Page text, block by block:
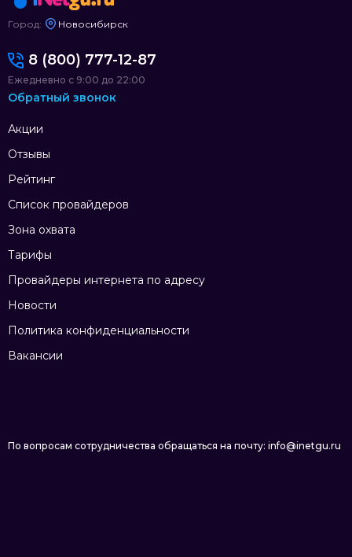
Город: Новосибирск
Акции
Отзывы
Рейтинг
Список провайдеров
Зона охвата
Тарифы
Провайдеры интернета по адресу
Новости
Политика конфиденциальности
Вакансии
8 (800) 777-12-87
Ежедневно с 9:00 до 22:00
Обратный звонок
По вопросам сотрудничества обращаться на почту: info@inetgu.ru